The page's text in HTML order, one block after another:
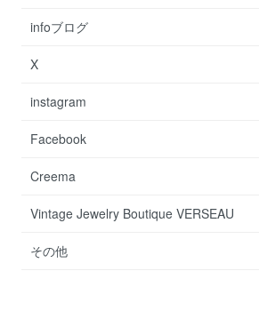
infoブログ
X
instagram
Facebook
Creema
Vintage Jewelry Boutique VERSEAU
その他